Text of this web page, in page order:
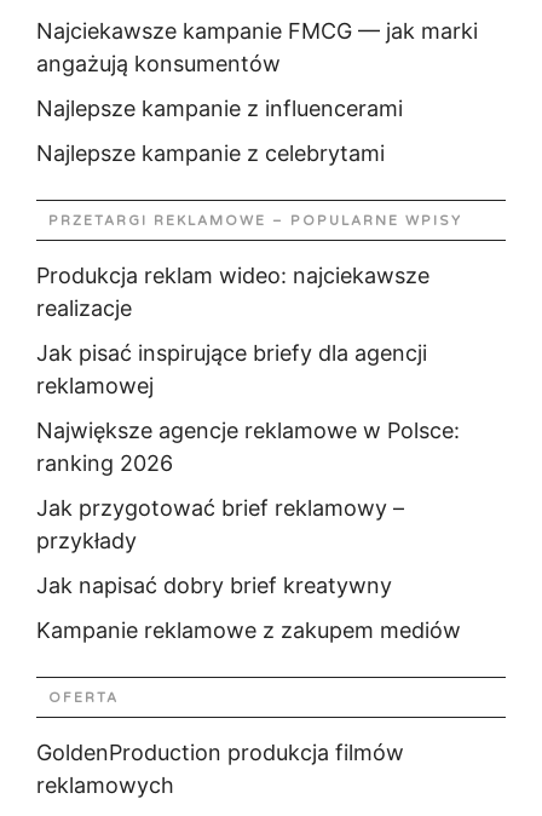
Najciekawsze kampanie FMCG — jak marki
angażują konsumentów
Najlepsze kampanie z influencerami
Najlepsze kampanie z celebrytami
PRZETARGI REKLAMOWE – POPULARNE WPISY
Produkcja reklam wideo: najciekawsze
realizacje
Jak pisać inspirujące briefy dla agencji
reklamowej
Największe agencje reklamowe w Polsce:
ranking 2026
Jak przygotować brief reklamowy –
przykłady
Jak napisać dobry brief kreatywny
Kampanie reklamowe z zakupem mediów
OFERTA
GoldenProduction produkcja filmów
reklamowych